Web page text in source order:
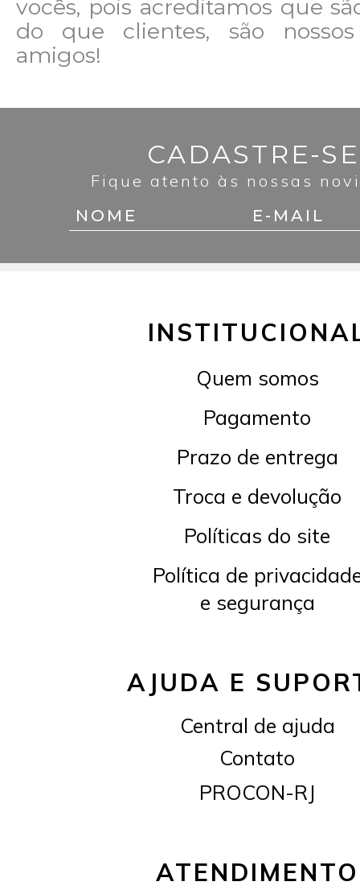
vocês, pois acreditamos que
do que clientes, são nossos
amigos!
CADASTRE-
Fique atento às nossas
Quem somos
Pagamento
Prazo de entrega
Troca e devolução
Políticas do site
Política de
e segurança
AJUDA E
Central de ajuda
Contato
PROCON-RJ
ATENDIMENTO